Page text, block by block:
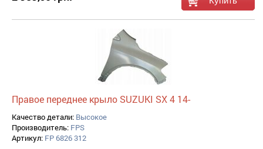
Правое переднее крыло SUZUKI SX 4 14-
Качество детали: Высокое
Производитель: FPS
Артикул: FP 6826 312